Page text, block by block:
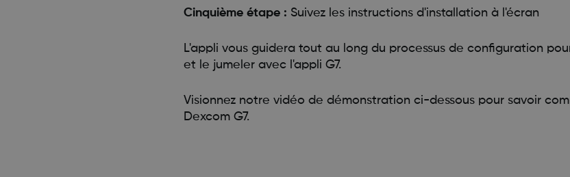
Cinquième étape : Suivez les instructions d'installation à l'écran
L'appli vous guidera tout au long du processus de configuration
et le jumeler avec l'appli G7.
Visionnez notre vidéo de démonstration ci-dessous pour savoir
Dexcom G7.